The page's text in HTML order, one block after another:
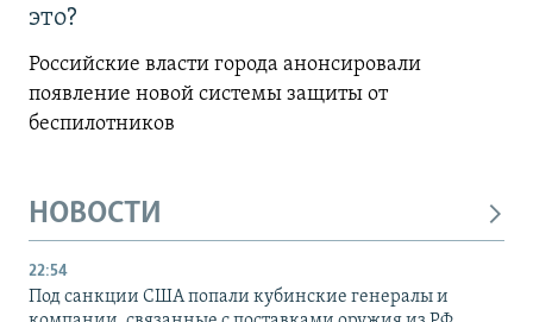
это?
Российские власти города анонсировали
появление новой системы защиты от
беспилотников
НОВОСТИ
22:54
Под санкции США попали кубинские генералы и